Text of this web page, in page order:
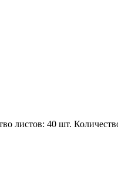
листов: 40 шт.